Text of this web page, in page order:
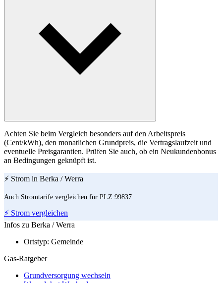
Achten Sie beim Vergleich besonders auf den Arbeitspreis
(Cent/kWh), den monatlichen Grundpreis, die Vertragslaufzeit und
eventuelle Preisgarantien. Prüfen Sie auch, ob ein Neukundenbonus
an Bedingungen geknüpft ist.
⚡ Strom in Berka / Werra
Auch Stromtarife vergleichen für PLZ 99837.
⚡ Strom vergleichen
Infos zu Berka / Werra
Ortstyp: Gemeinde
Gas-Ratgeber
Grundversorgung wechseln